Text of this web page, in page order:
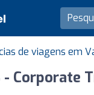
de viagens em
- Corporate